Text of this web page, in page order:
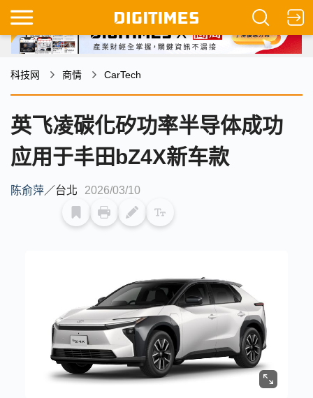
科技网 商情 CarTech
英飞凌碳化矽功率半导体成功
应用于丰田bZ4X新车款
陈俞萍／台北 2026/03/10